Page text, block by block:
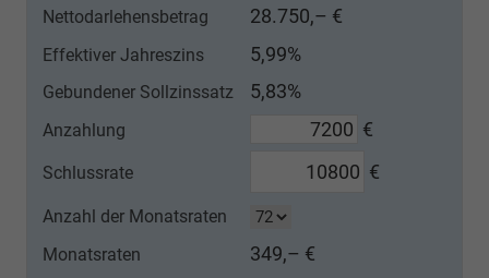
Nettodarlehensbetrag 28.750,– €
Effektiver Jahreszins 5,99%
Gebundener Sollzinssatz 5,83%
Anzahlung €
Schlussrate €
Anzahl der Monatsraten
Monatsraten
349,– €